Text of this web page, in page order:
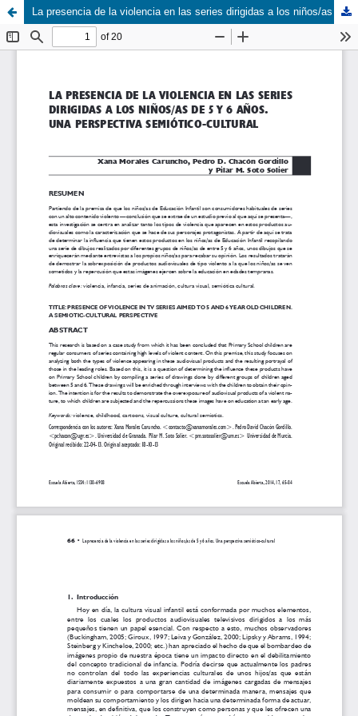
La presencia de la violencia en las series dirigidas a los niños/as de 5 y 6 años.